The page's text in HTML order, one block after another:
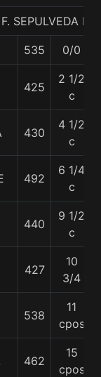
SEPULVEDA E.
535 0/0
425
2 1/2
c
430
4 1/2
c
492
6 1/4
c
440
9 1/2
c
427
10
3/4
538
11
cpos
462
15
cpos